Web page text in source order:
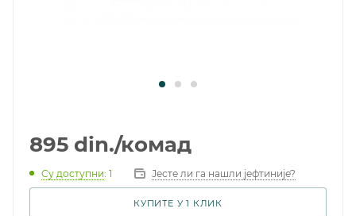
895 din./комад
Су доступни: 1 Јесте ли га нашли јефтиније?
КУПИТЕ У 1 КЛИК